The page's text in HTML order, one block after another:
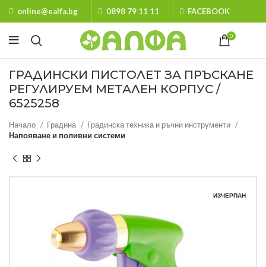
online@ealfa.bg 0898 79 11 11 FACEBOOK
0
ГРАДИНСКИ ПИСТОЛЕТ ЗА ПРЪСКАНЕ
РЕГУЛИРУЕМ МЕТАЛЕН КОРПУС /
6525258
Начало Градина
Градинска техника и ръчни инструменти
Напояване и поливни системи
ИЗЧЕРПАН